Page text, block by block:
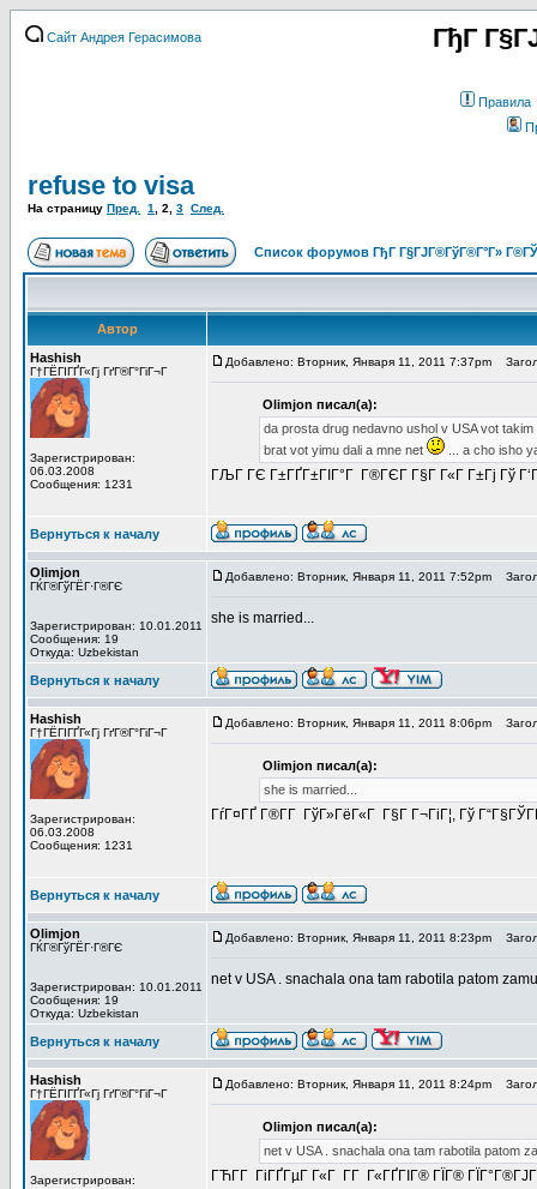
Сайт Андрея Герасимова ГђГ
Правила
refuse to visa
На страницу Пред. 1 2 3 След.
Список форумов ГђГ Г§ГЈГ®ГўГ®Г°Г»
Автор
Hashish
Г†ГЁГІГҐГ«Гј ГґГ®Г°ГіГ¬Г
Зарегистрирован:
06.03.2008
Сообщения: 1231
Добавлено: Вторник, Января 11, 2011 7:37pm
Olimjon писал(а):
da prosta drug nedavno ushol v USA vot
brat vot yimu dali a mne net
... a cho isho
ГЉГ ГЄ Г±ГҐГ±ГІГ°Г Г®ГЄГ Г§Г Г«Г Г±Гј Гў
Вернуться к началу
Olimjon
ГЌГ®ГўГЁГ·Г®ГЄ
Зарегистрирован: 10.01.2011
Сообщения: 19
Откуда: Uzbekistan
Добавлено: Вторник, Января 11, 2011 7:52pm
she is married...
Вернуться к началу
Hashish
Г†ГЁГІГҐГ«Гј ГґГ®Г°ГіГ¬Г
Зарегистрирован:
06.03.2008
Сообщения: 1231
Добавлено: Вторник, Января 11, 2011 8:06pm
Olimjon писал(а):
she is married...
ГѓГ¤ГҐ Г®Г­Г ГўГ»ГёГ«Г Г§Г Г¬ГіГ¦, Гў
Вернуться к началу
Olimjon
ГЌГ®ГўГЁГ·Г®ГЄ
Зарегистрирован: 10.01.2011
Сообщения: 19
Откуда: Uzbekistan
Добавлено: Вторник, Января 11, 2011 8:23pm
net v USA . snachala ona tam rabotila patom
Вернуться к началу
Hashish
Г†ГЁГІГҐГ«Гј ГґГ®Г°ГіГ¬Г
Зарегистрирован:
Добавлено: Вторник, Января 11, 2011 8:24pm
Olimjon писал(а):
net v USA . snachala ona tam rabotila patom
ГЋГ­Г ГіГҐГµГ Г«Г Г­Г Г«ГҐГІГ® ГЇГ®